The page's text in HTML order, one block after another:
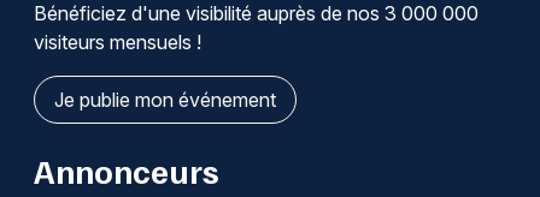
Bénéficiez d'une visibilité auprès de nos 3 000 000
visiteurs mensuels !
Je publie mon événement
Annonceurs